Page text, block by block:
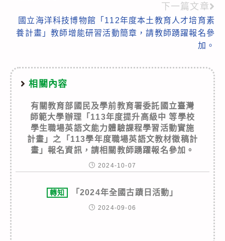
下一篇文章
國立海洋科技博物館「112年度本土教育人才培育素
養計畫」教師增能研習活動簡章，請教師踴躍報名參
加。
相關內容
有關教育部國民及學前教育署委託國立臺灣
師範大學辦理「113年度提升高級中 等學校
學生職場英語文能力體驗課程學習活動實施
計畫」之「113學年度職場英語文教材徵稿計
畫」報名資訊，請相關教師踴躍報名參加。
2024-10-07
轉知 「2024年全國古蹟日活動」
2024-09-06